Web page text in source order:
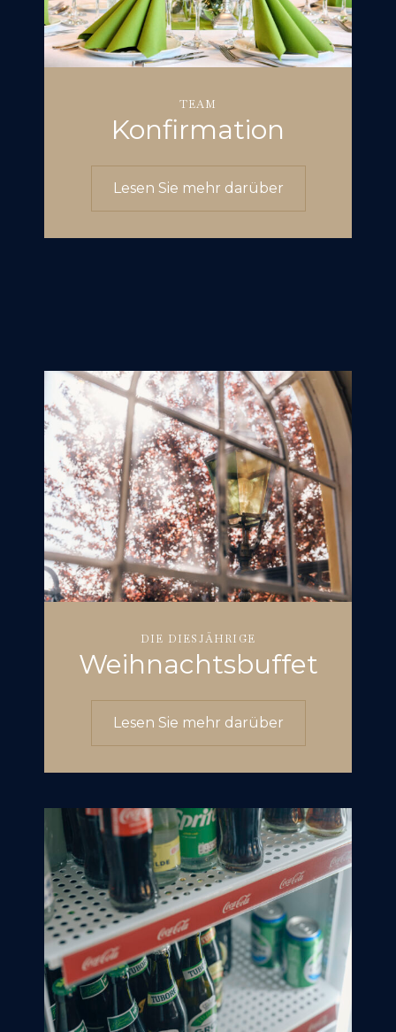
TEAM
Konfirmation
Lesen Sie mehr darüber
DIE DIESJÄHRIGE
Weihnachtsbuffet
Lesen Sie mehr darüber